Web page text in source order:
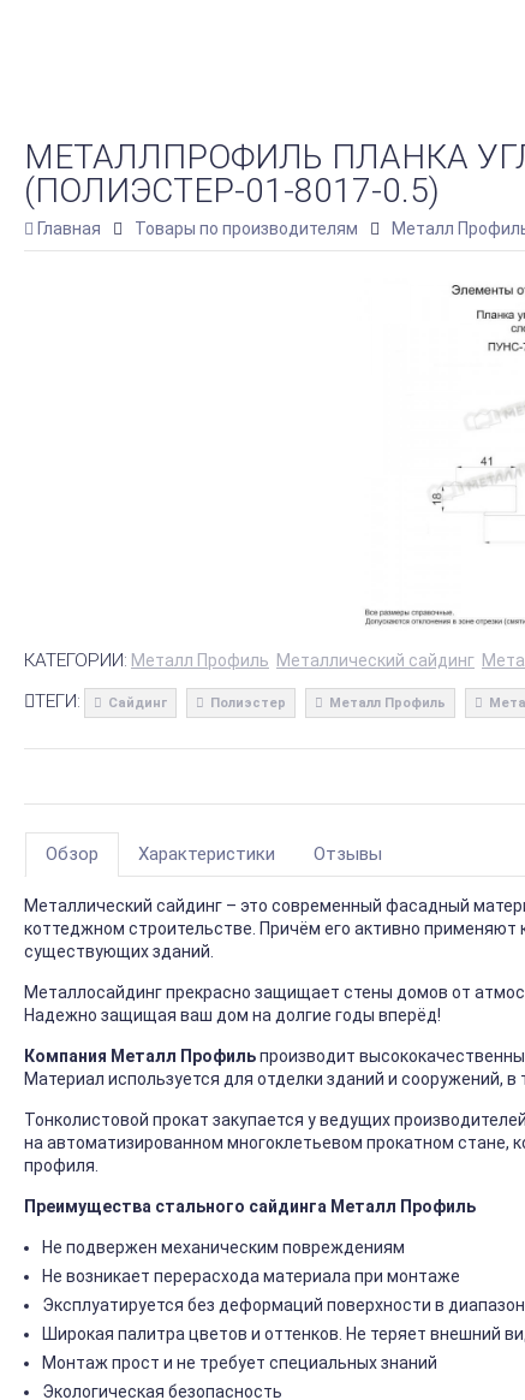
МЕТАЛЛПРОФИЛЬ ПЛАНКА
(ПОЛИЭСТЕР-01-8017-0.5)
Главная Товары по производителям Металл
КАТЕГОРИИ: Металл Профиль Металлический сайдинг
ТЕГИ: Сайдинг Полиэстер Металл Профиль
Обзор Характеристики Отзывы
Металлический сайдинг – это современный фасадный
коттеджном строительстве. Причём его активно применяют
существующих зданий.
Металлосайдинг прекрасно защищает стены домов от
Надежно защищая ваш дом на долгие годы вперёд!
Компания Металл Профильпроизводит
Материал используется для отделки зданий и сооружений,
Тонколистовой прокат закупается у ведущих
на автоматизированном многоклетьевом прокатном
профиля.
Преимущества стального сайдинга Металл Профиль
Не подвержен механическим повреждениям
Не возникает перерасхода материала при монтаже
Эксплуатируется без деформаций поверхности в
Широкая палитра цветов и оттенков. Не теряет внешний
Монтаж прост и не требует специальных знаний
Экологическая безопасность